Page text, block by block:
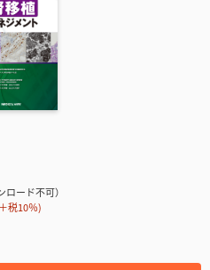
ード不可）
税10％)